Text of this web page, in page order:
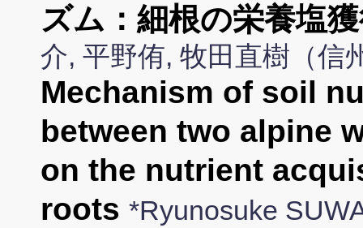
ズム：細根の栄養塩
介, 平野侑, 牧田直樹（信
Mechanism of soil
between two alpine
on the nutrient
roots *Ryunosuke